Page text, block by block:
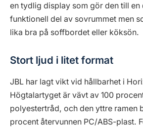
en tydlig display som gör den till en
funktionell del av sovrummet men
lika bra på soffbordet eller köksön.
Stort ljud i litet format
JBL har lagt vikt vid hållbarhet i
Högtalartyget är vävt av 100
polyestertråd, och den yttre ramen
procent återvunnen PC/ABS-plast.